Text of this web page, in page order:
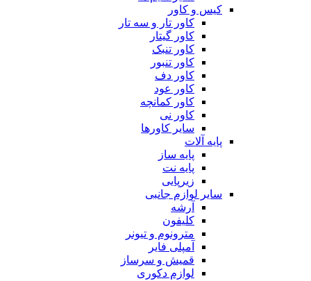
کیس و کاور
کاور تار و سه تار
کاور گیتار
کاور تنبک
کاور تنبور
کاور دف
کاور عود
کاور کمانچه
کاور نی
سایر کاورها
پایه آلات
پایه ساز
پایه نت
زیرپایی
سایر لوازم جانبی
آرشه
کلیفون
مترونوم و تیونر
آمپلی فایر
قمیش و سرساز
لوازم دکوری